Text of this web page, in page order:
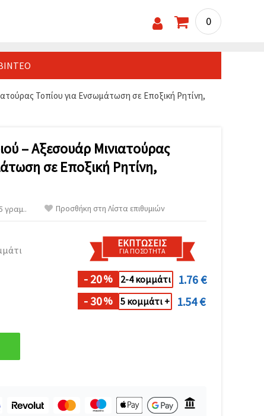
0
Τοπίου για Ενσωμάτωση σε Εποξική Ρητίνη,
– Αξεσουάρ Μινιατούρας
σε Εποξική Ρητίνη,
γραμ.. Προσθήκη στη Λίστα επιθυμιών
ΕΚΠΤΏΣΕΙΣ
ΓΙΑ ΠΟΣΌΤΗΤΑ
- 20% 2-4 κομμάτι
1.76 €
- 30% 5 κομμάτι + 1.54 €